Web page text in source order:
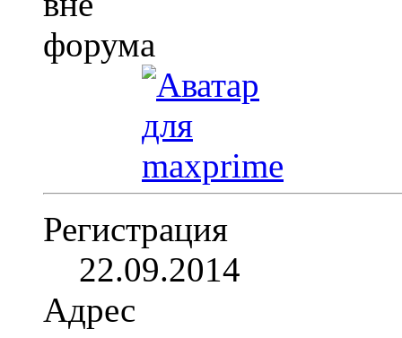
Регистрация
22.09.2014
Адрес